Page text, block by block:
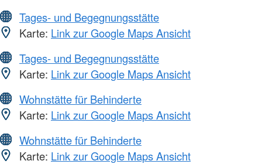
Tages- und Begegnungsstätte
Karte: Link zur Google Maps Ansicht
Tages- und Begegnungsstätte
Karte: Link zur Google Maps Ansicht
Wohnstätte für Behinderte
Karte: Link zur Google Maps Ansicht
Wohnstätte für Behinderte
Karte: Link zur Google Maps Ansicht